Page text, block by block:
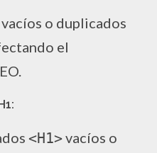
o duplicados
el
<H1>vacíos o